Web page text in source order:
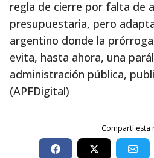
regla de cierre por falta de
presupuestaria, pero
argentino donde la
evita, hasta ahora, una
administración pública,
(APFDigital)
Compartí esta